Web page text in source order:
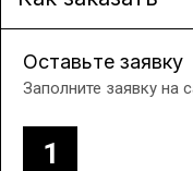
1
Оставьте заявку
Заполните заявку на